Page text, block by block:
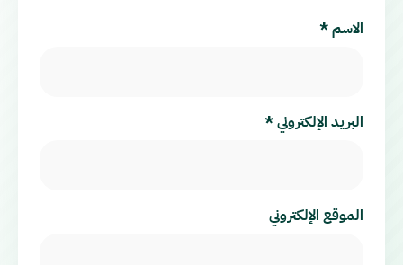
الاسم*
البريد الإلكتروني*
الموقع الإلكتروني